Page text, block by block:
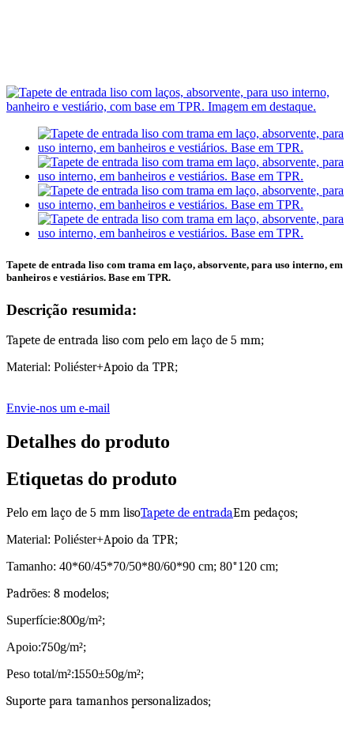
Tapete de entrada liso com trama em laço, absorvente, para uso interno, em
banheiros e vestiários. Base em TPR.
Descrição resumida:
Tapete de entrada liso com pelo em laço de 5 mm;
Material: Poliéster+Apoio da TPR;
Envie-nos um e-mail
Detalhes do produto
Etiquetas do produto
Pelo em laço de 5 mm lisoTapete de entradaEm pedaços;
Material: Poliéster+Apoio da TPR;
Tamanho: 40*60/45*70/50*80/60*90 cm; 80*120 cm;
Padrões: 8 modelos;
Superfície:800g/m²;
Apoio:750g/m²;
Peso total/m²:1550±50g/m²;
Suporte para tamanhos personalizados;